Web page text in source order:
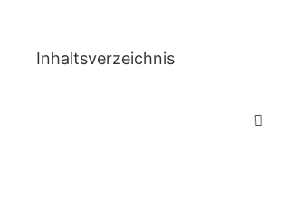
Inhaltsverzeichnis